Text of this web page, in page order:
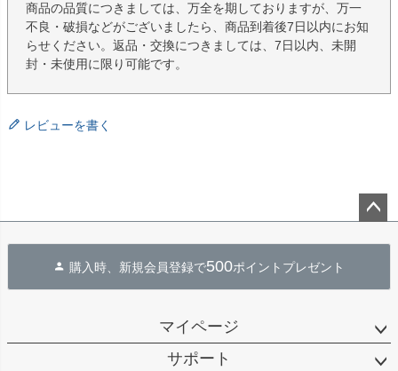
商品の品質につきましては、万全を期しておりますが、万一
不良・破損などがございましたら、商品到着後7日以内にお知
らせください。返品・交換につきましては、7日以内、未開
封・未使用に限り可能です。
レビューを書く
へ
購入時、新規会員登録で500ポイントプレゼント
マイページ
サポート